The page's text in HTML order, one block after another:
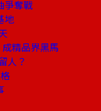
爭奪戰
地
精品界黑馬
人？